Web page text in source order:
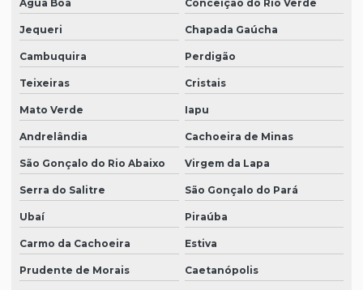
Água Boa Conceição do Rio Verde
Jequeri Chapada Gaúcha
Cambuquira Perdigão
Teixeiras Cristais
Mato Verde Iapu
Andrelândia Cachoeira de Minas
São Gonçalo do Rio Abaixo Virgem da Lapa
Serra do Salitre São Gonçalo do Pará
Ubaí Piraúba
Carmo da Cachoeira Estiva
Prudente de Morais Caetanópolis